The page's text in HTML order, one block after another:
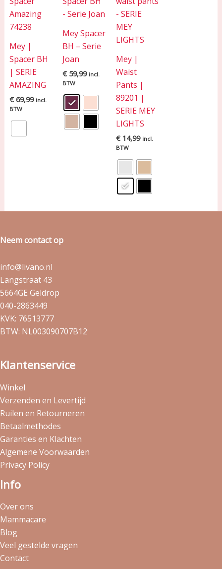
Mey |
Spacer BH
| SERIE
AMAZING
€69,99 incl.
BTW
Mey Spacer
BH – Serie
Joan
€ 59,99 incl.
BTW
Mey |
Waist
Pants |
89201 |
SERIE MEY
LIGHTS
€ 14,99 incl.
BTW
Neem contact op
info@livano.nl
Langstraat 43
5664GE Geldrop
040-2863449
KVK: 76513777
BTW: NL003090707B12
Klantenservice
Winkel
Verzenden en Levertijd
Ruilen en Retourneren
Betaalmethodes
Garanties en Klachten
Algemene Voorwaarden
Privacy Policy
Info
Over ons
Mammacare
Blog
Veel gestelde vragen
Contact